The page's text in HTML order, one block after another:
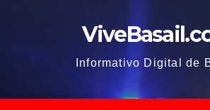
Informativo Digital de